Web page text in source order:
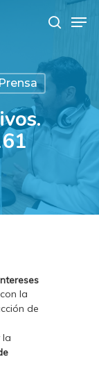
search
con la
de
la